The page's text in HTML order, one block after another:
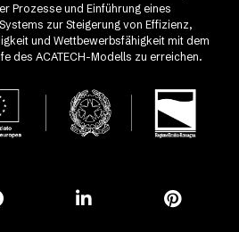
Prozesse und Einführung eines
zur Steigerung von Effizienz,
und Wettbewerbsfähigkeit mit dem
des ACATECH-Modells zu erreichen.